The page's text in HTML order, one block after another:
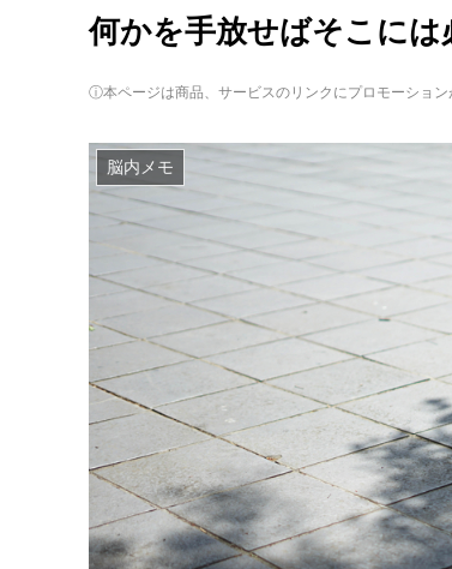
何かを手放せばそこに
ⓘ本ページは商品、サービスのリンクにプロモーション
脳内メモ